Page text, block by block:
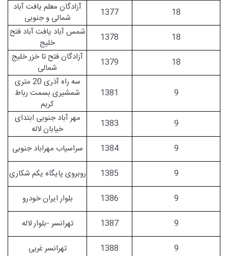
18
1377
آزادگان معلم یافت آباد
شمالی و جنوبی
18
1378
شمس آباد یافت آباد فتح
خلیج
18
1379
آزادگان فتح تا خزر خلیج
شمالی
9
1381
سه راه آذری 20 متری
شمشیری بسمت رباط
کریم
9
1383
مهر آباد جنوبی ابتدای
خیابان لاله
9
1384
سراسیاب مهراباد جنوبی
9
1385
روبروی پایگاه یکم شکاری
9
1386
بلوار ایران خودرو
9
1387
تهرانسر -بلوار لاله
9
1388
تهرانسر غربی